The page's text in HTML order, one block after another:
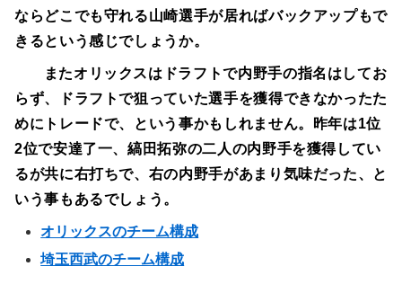
ならどこでも守れる山崎選手が居ればバックアップもで
きるという感じでしょうか。
またオリックスはドラフトで内野手の指名はしてお
らず、ドラフトで狙っていた選手を獲得できなかったた
めにトレードで、という事かもしれません。昨年は1位
2位で安達了一、縞田拓弥の二人の内野手を獲得してい
るが共に右打ちで、右の内野手があまり気味だった、と
いう事もあるでしょう。
オリックスのチーム構成
埼玉西武のチーム構成